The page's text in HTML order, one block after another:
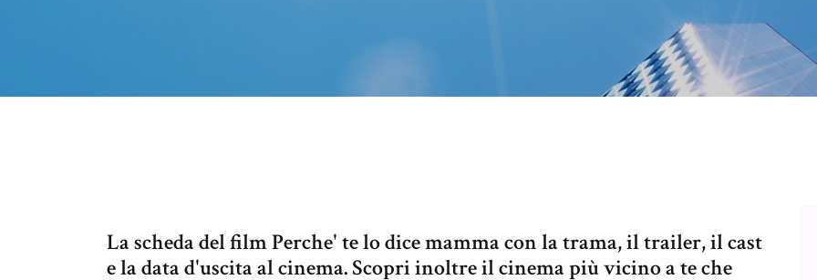
La scheda del film Perche' te lo dice mamma con la trama, il trailer, il cast
e la data d'uscita al cinema. Scopri inoltre il cinema più vicino a te che